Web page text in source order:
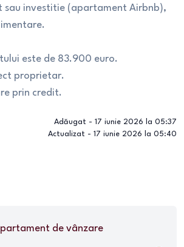
sau investitie (apartament Airbnb),
este de 83.900 euro.
proprietar.
prin credit.
Adăugat - 17 iunie 2026 la 05:37
Actualizat - 17 iunie 2026 la 05:40
de vânzare